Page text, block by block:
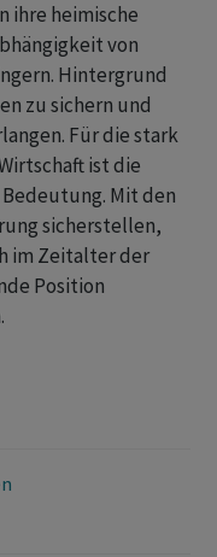
ihre heimische
von
Hintergrund
zu sichern und
Für die stark
ist die
‌Mit den
sicherstellen,
im Zeitalter der
Position